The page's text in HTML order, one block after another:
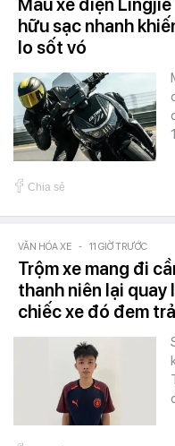
Mẫu xe điện
hữu sạc nhanh
lo sốt vó
Chia sẻ
VĂN HÓA XE - 11 GIỜ TRƯỚC
Trộm xe mang đi
thanh niên lại
chiếc xe đó đem